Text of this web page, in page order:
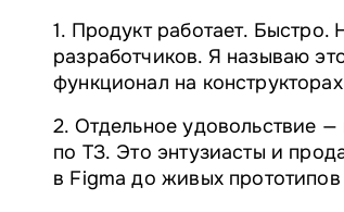
1. Продукт работает.
разработчиков. Я называю
функционал на
2. Отдельное удовольствие
по ТЗ. Это энтузиасты и
в Figma до живых